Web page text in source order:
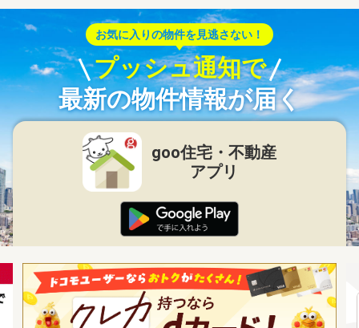
お気に入りの物件を見逃さない！
プッシュ通知で
最新の物件情報が届く
goo住宅・不動産
アプリ